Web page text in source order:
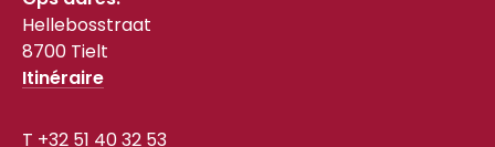
Hellebosstraat
8700 Tielt
Itinéraire
T +32 51 40 32 53